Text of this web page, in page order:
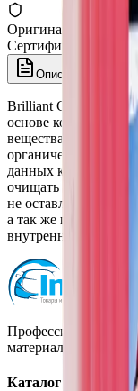
Оригинал 100%
Сертифицированный
Описание
Brilliant Glass -
основе композиции
вещества,
органические
данных
очищать органику
не оставлять
а так же
внутренней
Профессиональная
материалы для
Каталог